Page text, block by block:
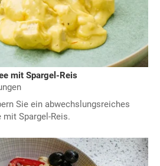
mit Spargel-Reis
Sie ein abwechslungsreiches
Spargel-Reis.